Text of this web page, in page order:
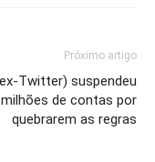
Próximo artigo
Twitter) suspendeu
milhões de contas por
quebrarem as regras